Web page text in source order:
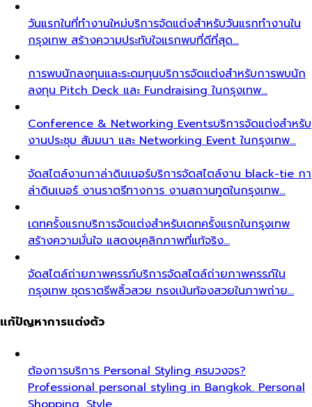
วันแรกในที่ทำงานใหม่บริการจัดแต่งสำหรับวันแรกทำงานใน
กรุงเทพ สร้างความประทับใจแรกพบที่ดีที่สุด…
การพบนักลงทุนและระดมทุนบริการจัดแต่งสำหรับการพบนัก
ลงทุน Pitch Deck และ Fundraising ในกรุงเทพ…
Conference & Networking Eventsบริการจัดแต่งสำหรับ
งานประชุม สัมมนา และ Networking Event ในกรุงเทพ…
จัดสไตล์งานกาล่าดินเนอร์บริการจัดสไตล์งาน black-tie กา
ล่าดินเนอร์ งานราตรีทางการ งานสถานทูตในกรุงเทพ…
เดทครั้งแรกบริการจัดแต่งสำหรับเดทครั้งแรกในกรุงเทพ
สร้างความมั่นใจ แสดงบุคลิกภาพที่แท้จริง…
จัดสไตล์ถ่ายภาพครรภ์บริการจัดสไตล์ถ่ายภาพครรภ์ใน
กรุงเทพ ชุดราตรีพลิ้วสวย ทรงเน้นท้องสวยในภาพถ่าย…
แก้ปัญหาการแต่งตัว
ต้องการบริการ Personal Styling ครบวงจร?
Professional personal styling in Bangkok. Personal